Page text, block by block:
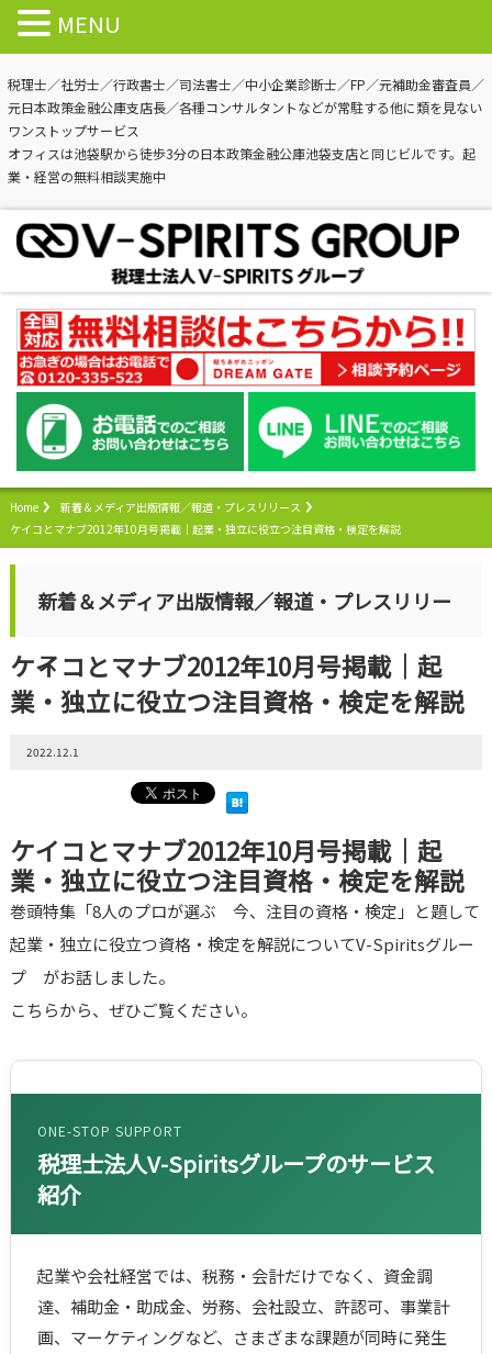
税理士／社労士／行政書士／司法書士／中小企業診断士／FP／元補助金審査員／
元日本政策金融公庫支店長／各種コンサルタントなどが常駐する他に類を見ない
ワンストップサービス
オフィスは池袋駅から徒歩3分の日本政策金融公庫池袋支店と同じビルです。起
業・経営の無料相談実施中
Home
新着＆メディア出版情報／報道・プレスリリース
ケイコとマナブ2012年10月号掲載｜起業・独立に役立つ注目資格・検定を解説
新着＆メディア出版情報／報道・プレスリリー
ス
ケイコとマナブ2012年10月号掲載｜起
業・独立に役立つ注目資格・検定を解説
2022.12.1
ケイコとマナブ2012年10月号掲載｜起
業・独立に役立つ注目資格・検定を解説
巻頭特集「8人のプロが選ぶ 今、注目の資格・検定」と題して
起業・独立に役立つ資格・検定を解説についてV-Spiritsグルー
プ がお話しました。
こちらから、ぜひご覧ください。
ONE-STOP SUPPORT
税理士法人V-Spiritsグループのサービス
紹介
起業や会社経営では、税務・会計だけでなく、資金調
達、補助金・助成金、労務、会社設立、許認可、事業計
画、マーケティングなど、さまざまな課題が同時に発生
MENU